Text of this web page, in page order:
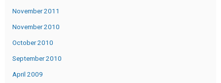
November 2011
November 2010
October 2010
September 2010
April 2009